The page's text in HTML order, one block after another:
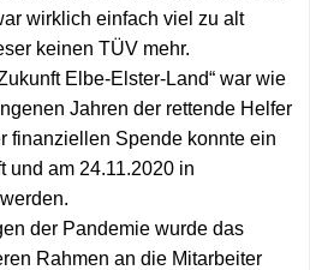
wirklich einfach viel zu alt
keinen TÜV mehr.
Elbe-Elster-Land“ war wie
Jahren der rettende Helfer
finanziellen Spende konnte ein
und am 24.11.2020 in
der Pandemie wurde das
Rahmen an die Mitarbeiter